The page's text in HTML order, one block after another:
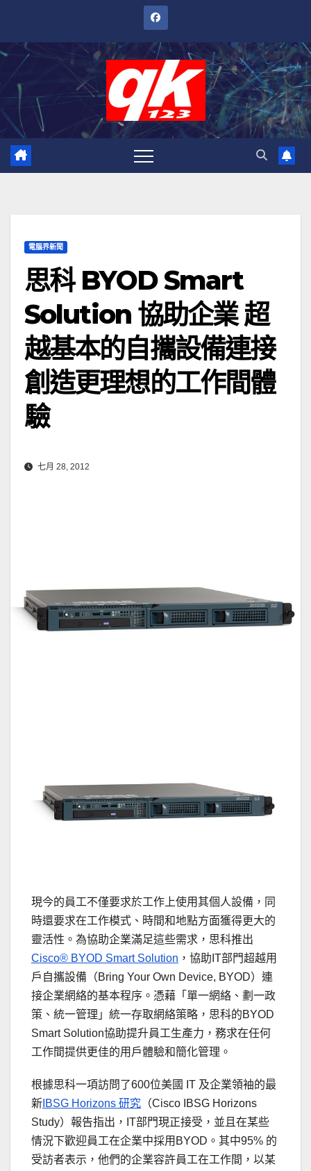
內
電腦界新聞
思科 BYOD Smart
Solution 協助企業 超
越基本的自攜設備連接
創造更理想的工作間體
驗
七月 28, 2012
現今的員工不僅要求於工作上使用其個人設備，同
時還要求在工作模式、時間和地點方面獲得更大的
靈活性。為協助企業滿足這些需求，思科推出
Cisco® BYOD Smart Solution ，協助IT部門超越用
戶自攜設備（Bring Your Own Device, BYOD）連
接企業網絡的基本程序。憑藉「單一網絡、劃一政
策、統一管理」統一存取網絡策略，思科的BYOD
Smart Solution協助提升員工生產力，務求在任何
工作間提供更佳的用戶體驗和簡化管理。
根據思科一項訪問了600位美國 IT 及企業領袖的最
新 IBSG Horizons 研究 （Cisco IBSG Horizons
Study）報告指出，IT部門現正接受，並且在某些
情況​​下歡迎員工在企業中採用BYOD。其中95% 的
受訪者表示，他們的企業容許員工在工作間，以某